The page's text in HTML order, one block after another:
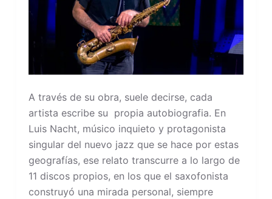
A través de su obra, suele decirse, cada
artista escribe su propia autobiografia. En
Luis Nacht, músico inquieto y protagonista
singular del nuevo jazz que se hace por estas
geografías, ese relato transcurre a lo largo de
11 discos propios, en los que el saxofonista
construyó una mirada personal, siempre